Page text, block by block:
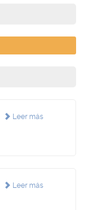
Leer más
Leer más